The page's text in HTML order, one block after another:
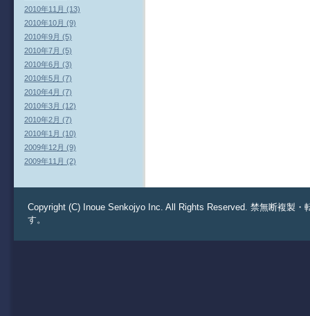
2010年11月 (13)
2010年10月 (9)
2010年9月 (5)
2010年7月 (5)
2010年6月 (3)
2010年5月 (7)
2010年4月 (7)
2010年3月 (12)
2010年2月 (7)
2010年1月 (10)
2009年12月 (9)
2009年11月 (2)
Copyright (C) Inoue Senkojyo Inc. All Rights Reserved. 禁無断複製
す。